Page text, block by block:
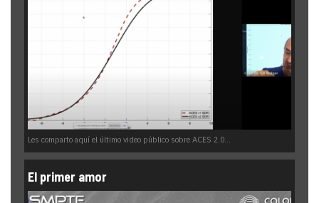
Les comparto aquí el último video público sobre ACES 2.0...
El primer amor